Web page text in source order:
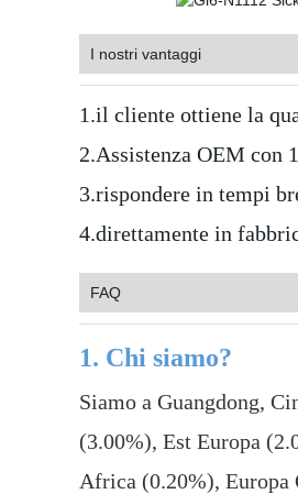
I nostri vantaggi
1.il cliente ottiene la
2.Assistenza OEM con
3.rispondere in tempi
4.direttamente in
FAQ
1. Chi siamo?
Siamo a Guangdong,
(3.00%), Est Europa
Africa (0.20%), Europa